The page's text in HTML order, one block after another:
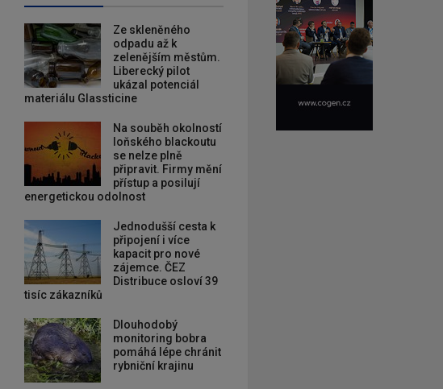
Ze skleněného
odpadu až k
zelenějším městům.
Liberecký pilot
ukázal potenciál
materiálu Glassticine
Na souběh okolností
loňského blackoutu
se nelze plně
připravit. Firmy mění
přístup a posilují
energetickou odolnost
Jednodušší cesta k
připojení i více
kapacit pro nové
zájemce. ČEZ
Distribuce osloví 39
tisíc zákazníků
Dlouhodobý
monitoring bobra
pomáhá lépe chránit
rybniční krajinu